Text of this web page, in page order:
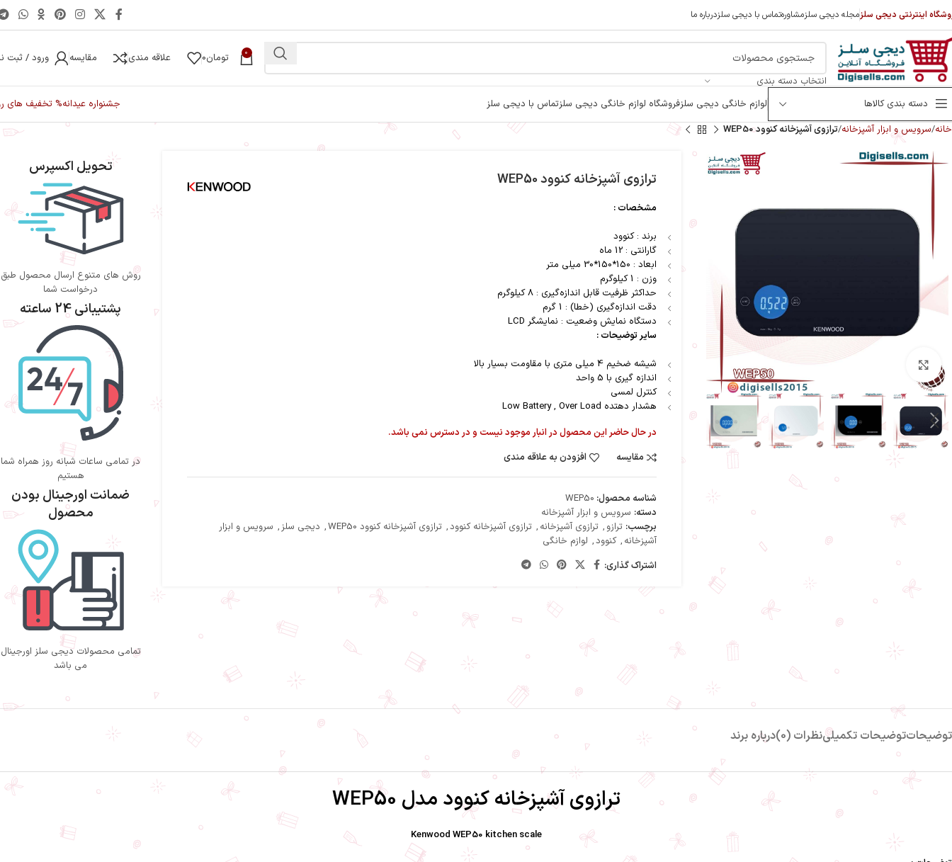
اینترنتی دیجی سلزمجله دیجی سلزمشاورهتماس با دیجی سلزدرباره ما
انتخاب دسته بندی
0 تومان0 علاقه مندی مقایسه ورود / ثبت
دسته بندی کالاها لوازم خانگی دیجی سلزفروشگاه لوازم خانگی دیجی سلزتماس با دیجی سلز جشنواره عیدانه% تخفیف های
خانه سرویس و ابزار آشپزخانه ترازوی آشپزخانه کنوود WEP50
ترازوی آشپزخانه کنوود WEP50
مشخصات :
برند : کنوود
گارانتی : 12 ماه
ابعاد : 150*150*30 میلی متر
وزن : 1 کیلوگرم
حداکثر ظرفیت قابل اندازه‌گیری : 8 کیلوگرم
دقت اندازه‌گیری (خطا) : 1 گرم
دستگاه نمایش وضعیت : نمایشگر LCD
سایر توضیحات :
شیشه ضخیم 4 میلی متری با مقاومت بسیار بالا
اندازه گیری با 5 واحد
کنترل لمسی
هشدار دهتده Low Battery , Over Load
در حال حاضر این محصول در انبار موجود نیست و در دسترس نمی باشد.
مقایسه
افزودن به علاقه مندی
شناسه محصول: WEP50
دسته: سرویس و ابزار آشپزخانه
برچسب: ترازو , ترازوی آشپزخانه , ترازوی آشپزخانه کنوود, ترازوی آشپزخانه کنوود WEP50 , دیجی سلز, سرویس و ابزار
آشپزخانه , کنوود, لوازم خانگی
اشتراک گذاری:
تحویل اکسپرس
روش های متنوع ارسال محصول طبق
درخواست شما
پشتیبانی 24 ساعته
در تمامی ساعات شبانه روز همراه شما
هستیم
ضمانت اورجینال بودن
محصول
تمامی محصولات دیجی سلز اورجینال
می باشد
توضیحاتتوضیحات تکمیلینظرات (0) درباره برند
ترازوی آشپزخانه کنوود مدل WEP50
Kenwood WEP50 kitchen scale